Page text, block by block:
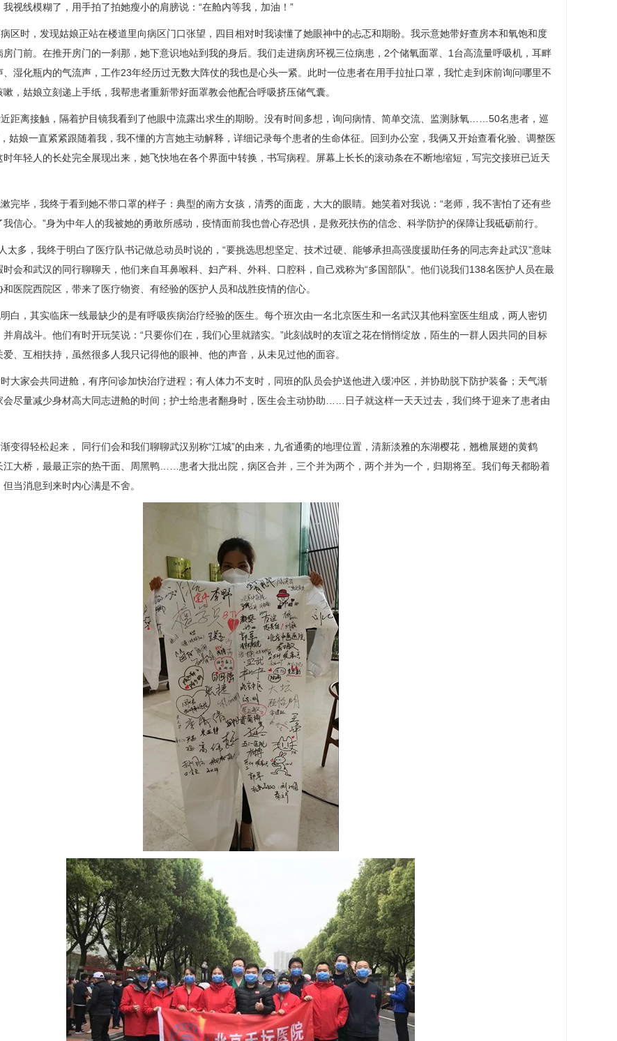
视线模糊了，用手拍了拍她瘦小的肩膀说：“在舱内等我，加油！”
时，发现姑娘正站在楼道里向病区门口张望，四目相对时我读懂了她眼神中的忐忑和期盼。我示意她带好查房本和氧饱和度
房门前。在推开房门的一刹那，她下意识地站到我的身后。我们走进病房环视三位病患，2个储氧面罩、1台高流量呼吸机，耳畔
、湿化瓶内的气流声，工作23年经历过无数大阵仗的我也是心头一紧。此时一位患者在用手拉扯口罩，我忙走到床前询问哪里不
，姑娘立刻递上手纸，我帮患者重新带好面罩教会他配合呼吸挤压储气囊。
离接触，隔着护目镜我看到了他眼中流露出求生的期盼。没有时间多想，询问病情、简单交流、监测脉氧……50名患者，巡
姑娘一直紧紧跟随着我，我不懂的方言她主动解释，详细记录每个患者的生命体征。回到办公室，我俩又开始查看化验、调整医
年轻人的长处完全展现出来，她飞快地在各个界面中转换，书写病程。屏幕上长长的滚动条在不断地缩短，写完交接班已近天
毕，我终于看到她不带口罩的样子：典型的南方女孩，清秀的面庞，大大的眼睛。她笑着对我说：“老师，我不害怕了还有些
信心。”身为中年人的我被她的勇敢所感动，疫情面前我也曾心存恐惧，是救死扶伤的信念、科学防护的保障让我砥砺前行。
多，我终于明白了医疗队书记做总动员时说的，“要挑选思想坚定、技术过硬、能够承担高强度援助任务的同志奔赴武汉”意味
会和武汉的同行聊聊天，他们来自耳鼻喉科 妇产科 外科 口腔科 ，自己戏称为“多国部队”。他们说我们138名医护人员在最
医院西院区，带来了医疗物资、有经验的医护人员和战胜疫情的信心。
，其实临床一线最缺少的是有呼吸疾病治疗经验的医生。每个班次由一名北京医生和一名武汉其他科室医生组成，两人密切
肩战斗。他们有时开玩笑说：“只要你们在，我们心里就踏实。”此刻战时的友谊之花在悄悄绽放，陌生的一群人因共同的目标
、互相扶持，虽然很多人我只记得他的眼神、他的声音，从未见过他的面容。
家会共同进舱，有序问诊加快治疗进程；有人体力不支时，同班的队员会护送他进入缓冲区，并协助脱下防护装备；天气渐
会尽量减少身材高大同志进舱的时间；护士给患者翻身时，医生会主动协助……日子就这样一天天过去，我们终于迎来了患者由
得轻松起来， 同行们会和我们聊聊武汉别称“江城”的由来，九省通衢的地理位置，清新淡雅的东湖樱花，翘檐展翅的黄鹤
江大桥，最最正宗的热干面、周黑鸭……患者大批出院，病区合并，三个并为两个，两个并为一个，归期将至。我们每天都盼着
当消息到来时内心满是不舍。